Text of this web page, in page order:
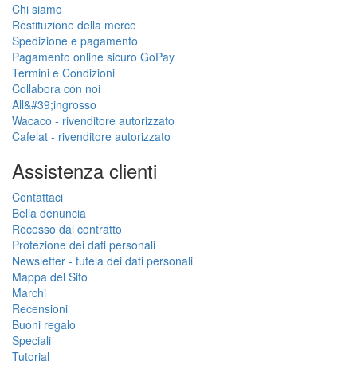
Chi siamo
Restituzione della merce
Spedizione e pagamento
Pagamento online sicuro GoPay
Termini e Condizioni
Collabora con noi
All&#39;ingrosso
Wacaco - rivenditore autorizzato
Cafelat - rivenditore autorizzato
Assistenza clienti
Contattaci
Bella denuncia
Recesso dal contratto
Protezione dei dati personali
Newsletter - tutela dei dati personali
Mappa del Sito
Marchi
Recensioni
Buoni regalo
Speciali
Tutorial